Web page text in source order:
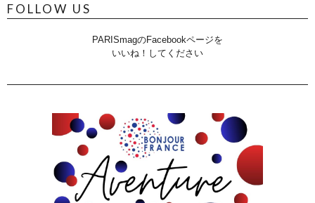
FOLLOW US
PARISmagのFacebookページを
いいね！してください